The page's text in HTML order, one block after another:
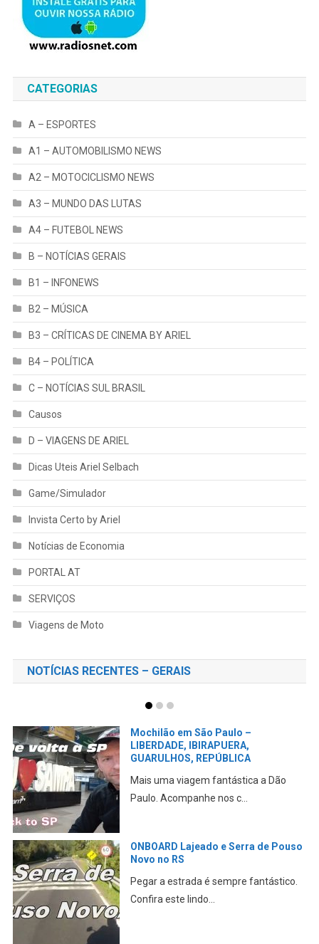
CATEGORIAS
A – ESPORTES
A1 – AUTOMOBILISMO NEWS
A2 – MOTOCICLISMO NEWS
A3 – MUNDO DAS LUTAS
A4 – FUTEBOL NEWS
B – NOTÍCIAS GERAIS
B1 – INFONEWS
B2 – MÚSICA
B3 – CRÍTICAS DE CINEMA BY ARIEL
B4 – POLÍTICA
C – NOTÍCIAS SUL BRASIL
Causos
D – VIAGENS DE ARIEL
Dicas Uteis Ariel Selbach
Game/Simulador
Invista Certo by Ariel
Notícias de Economia
PORTAL AT
SERVIÇOS
Viagens de Moto
NOTÍCIAS RECENTES – GERAIS
Mochilão em São Paulo –
LIBERDADE, IBIRAPUERA,
GUARULHOS, REPÚBLICA
Mais uma viagem fantástica a Dão
Paulo. Acompanhe nos c...
ONBOARD Lajeado e Serra de Pouso
Novo no RS
Pegar a estrada é sempre fantástico.
Confira este lindo...